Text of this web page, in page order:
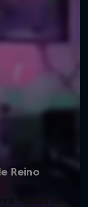
Historia: